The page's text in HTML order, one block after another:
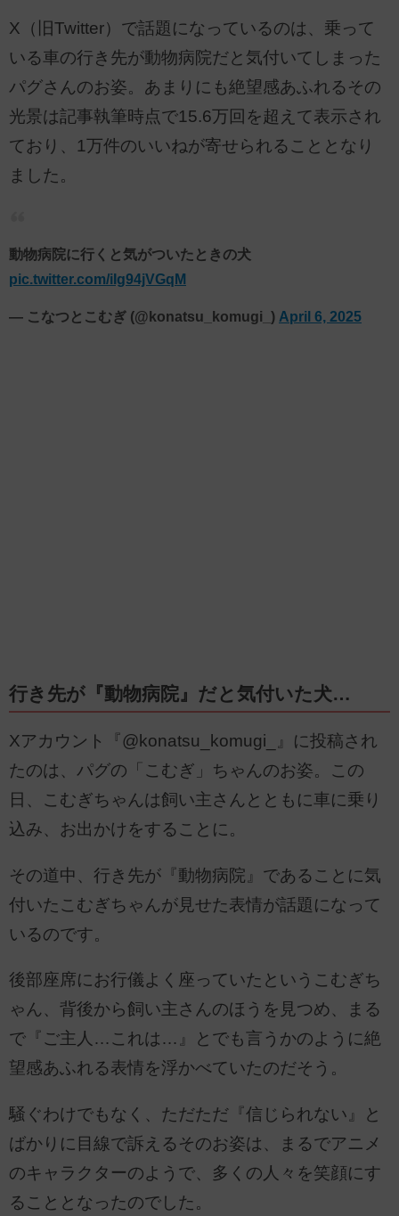
X（旧Twitter）で話題になっているのは、乗って
いる車の行き先が動物病院だと気付いてしまった
パグさんのお姿。あまりにも絶望感あふれるその
光景は記事執筆時点で15.6万回を超えて表示され
ており、1万件のいいねが寄せられることとなり
ました。
動物病院に行くと気がついたときの犬
pic.twitter.com/iIg94jVGqM
— こなつとこむぎ (@konatsu_komugi_) April 6, 2025
行き先が『動物病院』だと気付いた犬…
Xアカウント『@konatsu_komugi_』に投稿され
たのは、パグの「こむぎ」ちゃんのお姿。この
日、こむぎちゃんは飼い主さんとともに車に乗り
込み、お出かけをすることに。
その道中、行き先が『動物病院』であることに気
付いたこむぎちゃんが見せた表情が話題になって
いるのです。
後部座席にお行儀よく座っていたというこむぎち
ゃん、背後から飼い主さんのほうを見つめ、まる
で『ご主人…これは…』とでも言うかのように絶
望感あふれる表情を浮かべていたのだそう。
騒ぐわけでもなく、ただただ『信じられない』と
ばかりに目線で訴えるそのお姿は、まるでアニメ
のキャラクターのようで、多くの人々を笑顔にす
ることとなったのでした。